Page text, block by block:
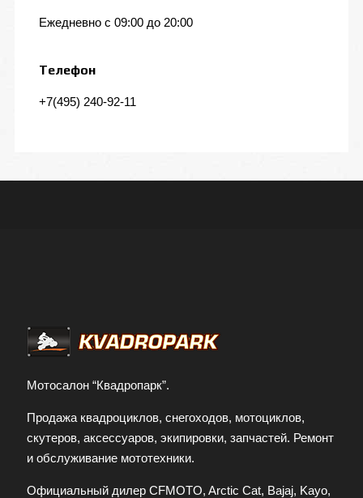
Ежедневно с 09:00 до 20:00
Телефон
+7(495) 240-92-11
Мотосалон “Квадропарк”.
Продажа квадроциклов, снегоходов, мотоциклов,
скутеров, аксессуаров, экипировки, запчастей. Ремонт
и обслуживание мототехники.
Официальный дилер CFMOTO, Arctic Cat, Bajaj, Kayo,